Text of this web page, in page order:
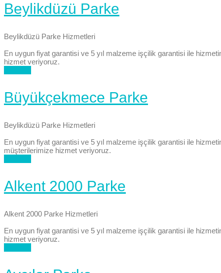
Beylikdüzü Parke
Beylikdüzü Parke Hizmetleri
En uygun fiyat garantisi ve 5 yıl malzeme işçilik garantisi ile
hizmet veriyoruz.
Büyükçekmece Parke
Beylikdüzü Parke Hizmetleri
En uygun fiyat garantisi ve 5 yıl malzeme işçilik garantisi ile
müşterilerimize hizmet veriyoruz.
Alkent 2000 Parke
Alkent 2000 Parke Hizmetleri
En uygun fiyat garantisi ve 5 yıl malzeme işçilik garantisi ile
hizmet veriyoruz.